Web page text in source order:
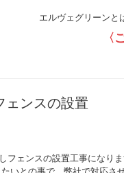
エルヴェグリーンと
〈
ェンスの設置
ェンスの設置工事になりま